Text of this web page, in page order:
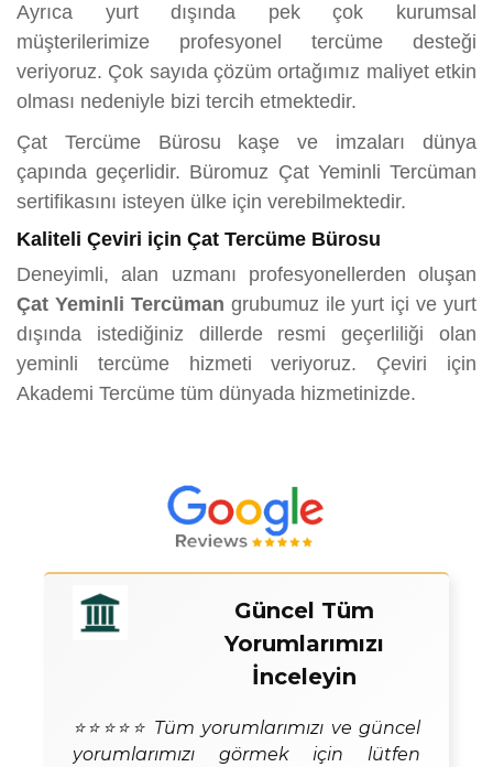
Ayrıca yurt dışında pek çok kurumsal
müşterilerimize profesyonel tercüme desteği
veriyoruz. Çok sayıda çözüm ortağımız maliyet etkin
olması nedeniyle bizi tercih etmektedir.
Çat Tercüme Bürosu kaşe ve imzaları dünya
çapında geçerlidir. Büromuz Çat Yeminli Tercüman
sertifikasını isteyen ülke için verebilmektedir.
Kaliteli Çeviri için Çat Tercüme Bürosu
Deneyimli, alan uzmanı profesyonellerden oluşan
Çat Yeminli Tercüman grubumuz ile yurt içi ve yurt
dışında istediğiniz dillerde resmi geçerliliği olan
yeminli tercüme hizmeti veriyoruz. Çeviri için
Akademi Tercüme tüm dünyada hizmetinizde.
Güncel Tüm
Yorumlarımızı
İnceleyin
⭐⭐⭐⭐⭐ Tüm yorumlarımızı ve güncel
yorumlarımızı görmek için lütfen